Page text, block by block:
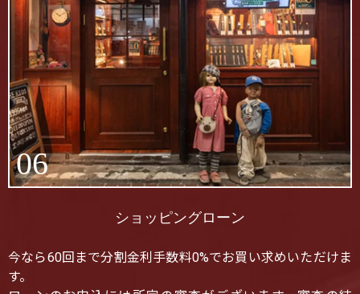
06
ショッピングローン
今なら60回まで分割金利手数料0%でお買い求めいただけま
す。